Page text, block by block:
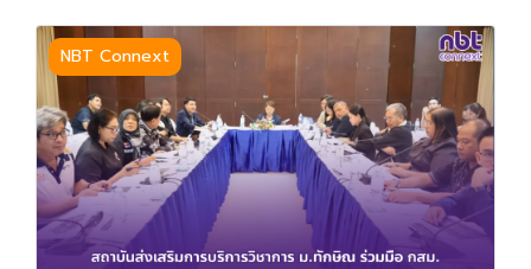
NBT Connext